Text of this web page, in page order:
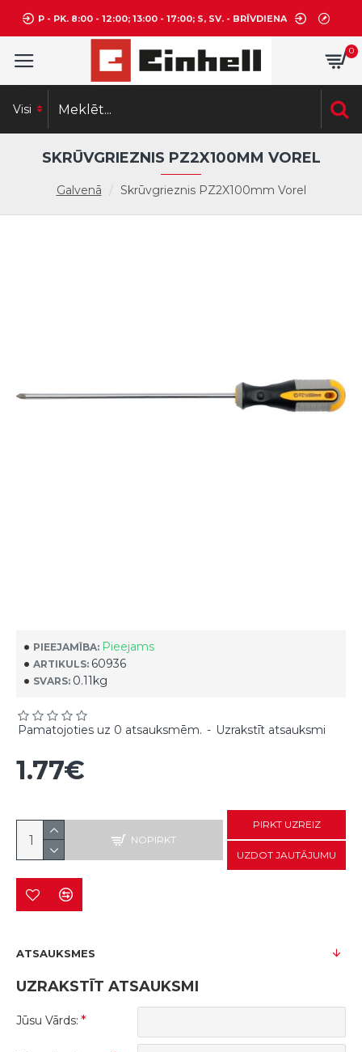
P - PK. 8:00 - 12:00; 13:00 - 17:00; S, SV. - BRĪVDIENA
0
Visi
Galvenā Skrūvgrieznis PZ2X100mm Vorel
SKRŪVGRIEZNIS PZ2X100MM VOREL
PIEEJAMĪBA: Pieejams
ARTIKULS: 60936
SVARS: 0.11kg
Pamatojoties uz 0 atsauksmēm. - Uzrakstīt atsauksmi
1.77€
NOPIRKT
PIRKT UZREIZ
UZDOT JAUTĀJUMU
ATSAUKSMES
UZRAKSTĪT ATSAUKSMI
Jūsu Vārds: